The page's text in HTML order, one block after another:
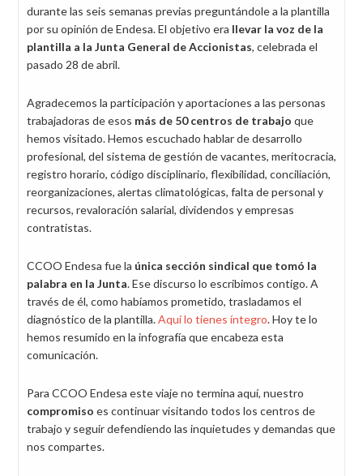
durante las seis semanas previas preguntándole a la plantilla
por su opinión de Endesa. El objetivo era llevar la voz de la
plantilla a la Junta General de Accionistas, celebrada el
pasado 28 de abril.
Agradecemos la participación y aportaciones a las personas
trabajadoras de esos más de 50 centros de trabajo que
hemos visitado. Hemos escuchado hablar de desarrollo
profesional, del sistema de gestión de vacantes, meritocracia,
registro horario, código disciplinario, flexibilidad, conciliación,
reorganizaciones, alertas climatológicas, falta de personal y
recursos, revaloración salarial, dividendos y empresas
contratistas.
CCOO Endesa fue la única sección sindical que tomó la
palabra en la Junta. Ese discurso lo escribimos contigo. A
través de él, como habíamos prometido, trasladamos el
diagnóstico de la plantilla.Aquí lo tienes íntegro. Hoy te lo
hemos resumido en la infografía que encabeza esta
comunicación.
Para CCOO Endesa este viaje no termina aquí, nuestro
compromiso es continuar visitando todos los centros de
trabajo y seguir defendiendo las inquietudes y demandas que
nos compartes.